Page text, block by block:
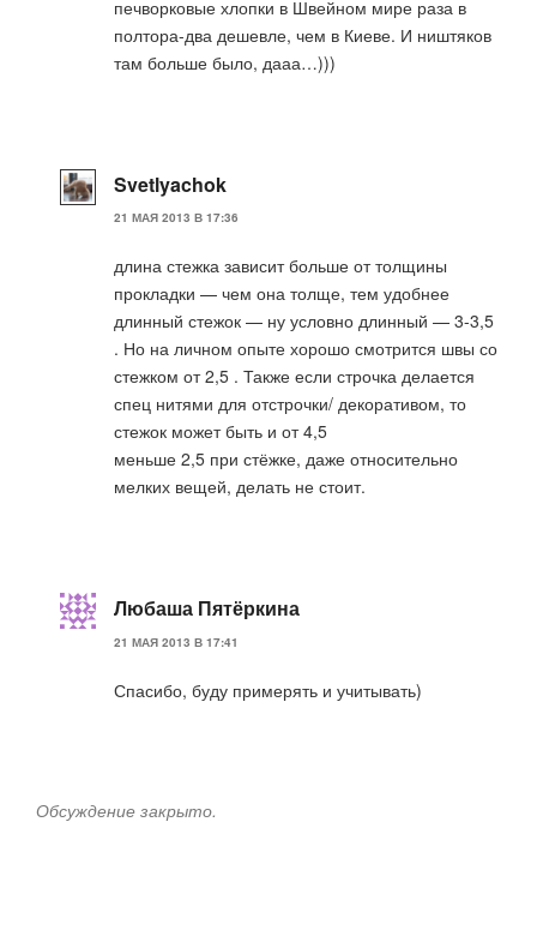
печворковые хлопки в Швейном мире раза в
полтора-два дешевле, чем в Киеве. И ништяков
там больше было, дааа…)))
Svetlyachok
21 МАЯ 2013 В 17:36
длина стежка зависит больше от толщины
прокладки — чем она толще, тем удобнее
длинный стежок — ну условно длинный — 3-3,5
. Но на личном опыте хорошо смотрится швы со
стежком от 2,5 . Также если строчка делается
спец нитями для отстрочки/ декоративом, то
стежок может быть и от 4,5
меньше 2,5 при стёжке, даже относительно
мелких вещей, делать не стоит.
Любаша Пятёркина
21 МАЯ 2013 В 17:41
Спасибо, буду примерять и учитывать)
Обсуждение закрыто.